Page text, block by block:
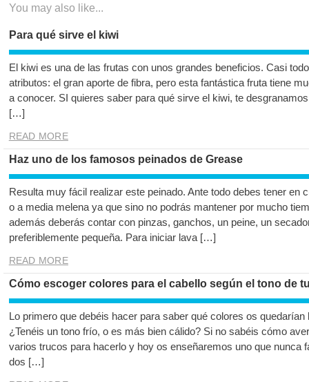
You may also like...
Para qué sirve el kiwi
El kiwi es una de las frutas con unos grandes beneficios. Casi
atributos: el gran aporte de fibra, pero esta fantástica fruta tiene
a conocer. SI quieres saber para qué sirve el kiwi, te
[…]
READ MORE
Haz uno de los famosos peinados de Grease
Resulta muy fácil realizar este peinado. Ante todo debes tener en
o a media melena ya que sino no podrás mantener por mucho
además deberás contar con pinzas, ganchos, un peine, un
preferiblemente pequeña. Para iniciar lava […]
READ MORE
Cómo escoger colores para el cabello según el tono de
Lo primero que debéis hacer para saber qué colores os
¿Tenéis un tono frío, o es más bien cálido? Si no sabéis cómo
varios trucos para hacerlo y hoy os enseñaremos uno que nunca
dos […]